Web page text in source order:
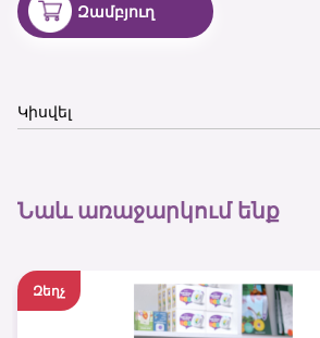
Զամբյուղ
Կիսվել
Նաև առաջարկում ենք
Զեղչ